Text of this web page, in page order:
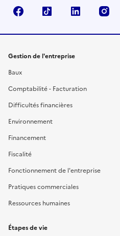
FacebookTikTok Linkedin
Gestion de l'entreprise
Baux
Comptabilité - Facturation
Difficultés financières
Environnement
Financement
Fiscalité
Fonctionnement de l'entreprise
Pratiques commerciales
Ressources humaines
Étapes de vie